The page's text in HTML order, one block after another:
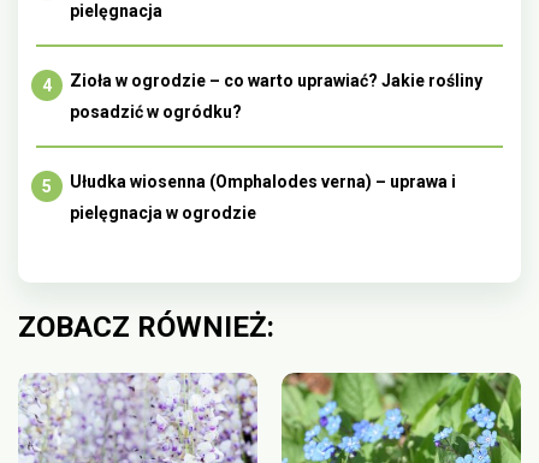
pielęgnacja
Zioła w ogrodzie – co warto uprawiać? Jakie rośliny
posadzić w ogródku?
Ułudka wiosenna (Omphalodes verna) – uprawa i
pielęgnacja w ogrodzie
ZOBACZ RÓWNIEŻ: